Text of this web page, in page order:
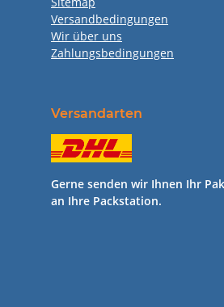
Versandbedingungen
Wir über uns
Zahlungsbedingungen
Versandarten
Gerne senden wir Ihnen Ihr
an Ihre Packstation.